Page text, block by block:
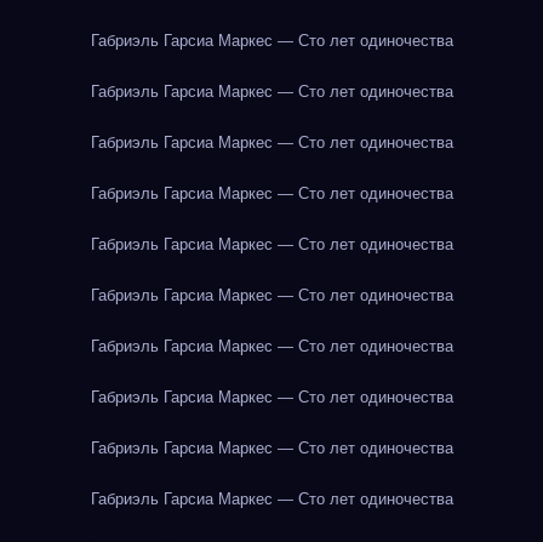
Габриэль Гарсиа Маркес — Сто лет одиночества
Габриэль Гарсиа Маркес — Сто лет одиночества
Габриэль Гарсиа Маркес — Сто лет одиночества
Габриэль Гарсиа Маркес — Сто лет одиночества
Габриэль Гарсиа Маркес — Сто лет одиночества
Габриэль Гарсиа Маркес — Сто лет одиночества
Габриэль Гарсиа Маркес — Сто лет одиночества
Габриэль Гарсиа Маркес — Сто лет одиночества
Габриэль Гарсиа Маркес — Сто лет одиночества
Габриэль Гарсиа Маркес — Сто лет одиночества